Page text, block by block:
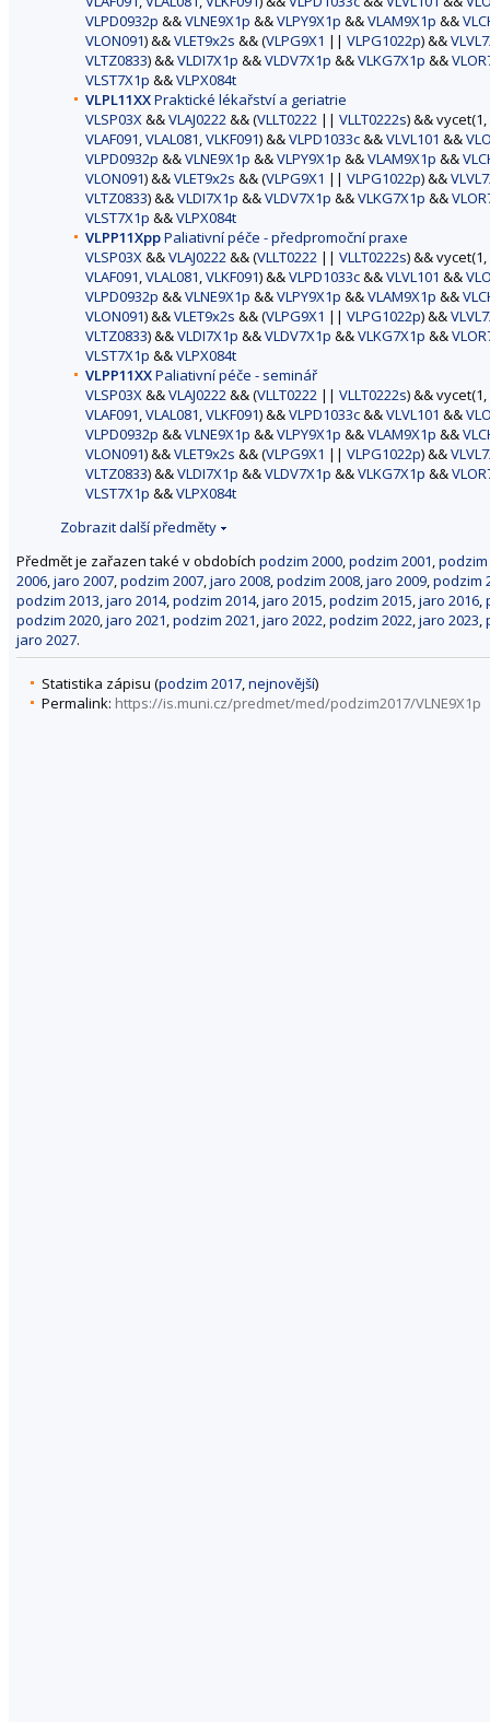
VLPD0932p &&VLNE9X1p &&VLPY9X1p &&VLAM9X1p &&
VLON091) &&VLET9x2s && (VLPG9X1 || VLPG1022p) &&
VLTZ0833) &&VLDI7X1p &&VLDV7X1p &&VLKG7X1p &&
VLST7X1p &&VLPX084t
VLPL11XXPraktické lékařství a geriatrie
VLSP03X&&VLAJ0222&& (VLLT0222 || VLLT0222s) && vycet(1,
VLAF091,VLAL081,VLKF091) &&VLPD1033c&&VLVL101 &&
VLPD0932p &&VLNE9X1p &&VLPY9X1p &&VLAM9X1p &&
VLON091) &&VLET9x2s && (VLPG9X1 || VLPG1022p) &&
VLTZ0833) &&VLDI7X1p &&VLDV7X1p &&VLKG7X1p &&
VLST7X1p &&VLPX084t
VLPP11XppPaliativní péče - předpromoční praxe
VLSP03X&&VLAJ0222&& (VLLT0222 || VLLT0222s) && vycet(1,
VLAF091,VLAL081,VLKF091) &&VLPD1033c&&VLVL101 &&
VLPD0932p &&VLNE9X1p &&VLPY9X1p &&VLAM9X1p &&
VLON091) &&VLET9x2s && (VLPG9X1 || VLPG1022p) &&
VLTZ0833) &&VLDI7X1p &&VLDV7X1p &&VLKG7X1p &&
VLST7X1p &&VLPX084t
VLPP11XXPaliativní péče - seminář
VLSP03X&&VLAJ0222&& (VLLT0222 || VLLT0222s) && vycet(1,
VLAF091,VLAL081,VLKF091) &&VLPD1033c&&VLVL101 &&
VLPD0932p &&VLNE9X1p &&VLPY9X1p &&VLAM9X1p &&
VLON091) &&VLET9x2s && (VLPG9X1 || VLPG1022p) &&
VLTZ0833) &&VLDI7X1p &&VLDV7X1p &&VLKG7X1p &&
VLST7X1p &&VLPX084t
Zobrazit další předměty
Předmět je zařazen také v obdobích podzim 2000,podzim 2001,podzim
2006,jaro 2007,podzim 2007,jaro 2008,podzim 2008,jaro 2009,podzim
podzim 2013,jaro 2014,podzim 2014,jaro 2015,podzim 2015,jaro 2016,
podzim 2020,jaro 2021,podzim 2021,jaro 2022,podzim 2022,jaro 2023,
jaro 2027.
Statistika zápisu (podzim 2017,nejnovější)
Permalink: https://is.muni.cz/predmet/med/podzim2017/VLNE9X1p